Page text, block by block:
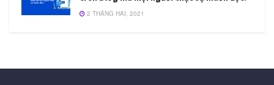
2 THÁNG HAI, 2021